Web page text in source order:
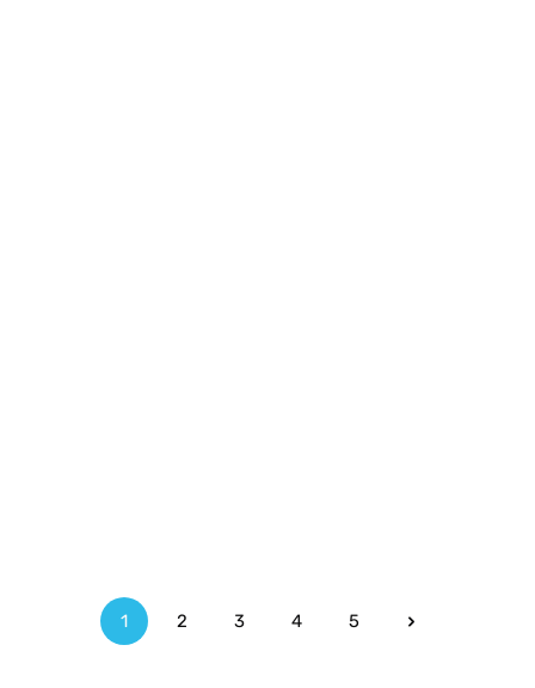
Seite
1
Seite
2
Seite
3
Seite
4
Seite
5